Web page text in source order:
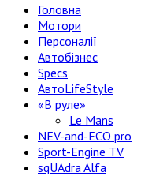
Головна
Мотори
Персоналії
Автобізнес
Specs
АвтоLifeStyle
«В руле»
Le Mans
NEV-and-ECO pro
Sport-Engine TV
sqUAdra Alfa